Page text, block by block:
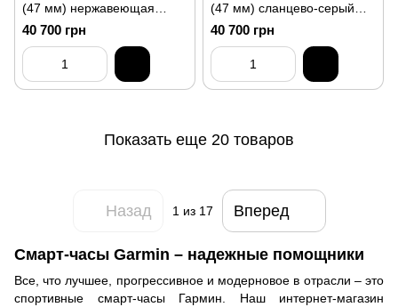
(47 мм) нержавеющая
сталь/черный
40 700 грн
(47 мм) сланцево-серый
нержавеющая сталь/
черный
40 700 грн
Показать еще 20 товаров
Назад 1 из 17 Вперед
Смарт-часы Garmin – надежные помощники
Все, что лучшее, прогрессивное и модерновое в отрасли – это
спортивные смарт-часы Гармин. Наш интернет-магазин